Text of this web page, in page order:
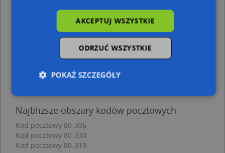
Rafał Jasiński - inne punkty w pobliżu
GLS, Ul. Opata Rybinskiego 5, 80-320 Gdansk
DPD, Polanki 31, 80-308 Gdańsk
Firma Handlowo Usługowa, ul. Opata Jacka
Najbliższe obszary kodów pocztowych
Kod pocztowy 80-306
Kod pocztowy 80-330
Kod pocztowy 80-319
AKCEPTUJ WSZYSTKIE
ODRZUĆ WSZYSTKIE
POKAŻ SZCZEGÓŁY
Niezbędne Wydajność
Targetowanie
Funkcjonalność
Niezbędne pliki cookie umożliwiają korzystanie z